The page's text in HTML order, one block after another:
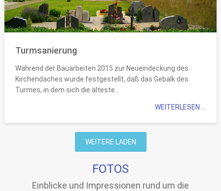
Turmsanierung
Während der Bauarbeiten 2015 zur Neueindeckung des
Kirchendaches wurde festgestellt, daß das Gebälk des
Turmes, in dem sich die älteste...
WEITERLESEN ...
WEITERE LADEN
FOTOS
Einblicke und Impressionen rund um die